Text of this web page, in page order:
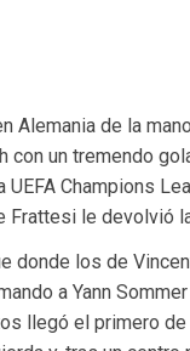
Alemania de la
con un tremendo
UEFA Champions
Frattesi le devolvió
donde los de
a Yann
llegó el primero